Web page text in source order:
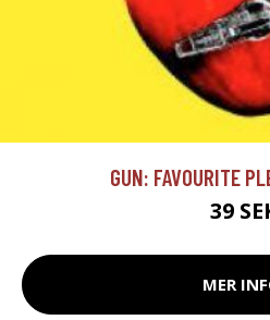
GUN: FAVOURITE
39
MER